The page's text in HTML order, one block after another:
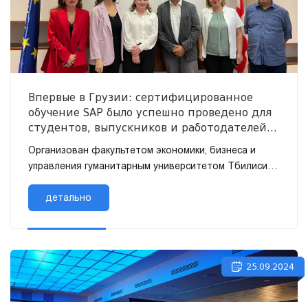
Впервые в Грузии: сертифицированное
обучение SAP было успешно проведено для
студентов, выпускников и работодателей
(COUST Integration Integration (TS410) SAP®
S/4HANA (TS410))
Организован факультетом экономики, бизнеса и
управления гуманитарным университетом Тбилиси и
кафедрой научных исследований и разработок
Восточно -европейского универси...
детально
25.09.2024